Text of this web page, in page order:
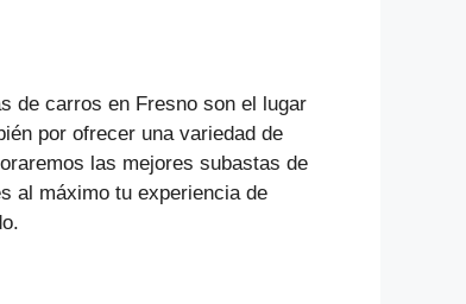
de carros en Fresno son el lugar
por ofrecer una variedad de
las mejores subastas de
al máximo tu experiencia de